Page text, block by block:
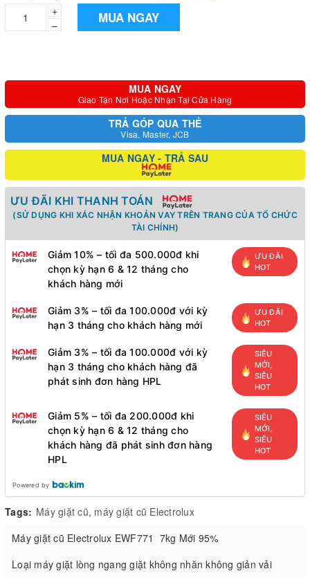
+
–
MUA NGAY
MUA NGAY
Giao Tận Nơi Hoặc Nhận Tại Cửa Hàng
TRẢ GÓP QUA THẺ
Visa, Master, JCB
MUA NGAY - TRẢ SAU
ƯU ĐÃI KHI THANH TOÁN
(SỬ DỤNG KHI XÁC NHẬN KHOẢN VAY TRÊN TRANG CỦA TỔ CHỨC
TÀI CHÍNH)
Giảm 10% – tối đa 500.000đ khi
chọn kỳ hạn 6 & 12 tháng cho
khách hàng mới
ƯU ĐÃI
HOT
Giảm 3% – tối đa 100.000đ với kỳ
hạn 3 tháng cho khách hàng mới
ƯU ĐÃI
HOT
Giảm 3% – tối đa 100.000đ với kỳ
hạn 3 tháng cho khách hàng đã
phát sinh đơn hàng HPL
SIÊU
MỚI,
SIÊU
HOT
Giảm 5% – tối đa 200.000đ khi
chọn kỳ hạn 6 & 12 tháng cho
khách hàng đã phát sinh đơn hàng
HPL
SIÊU
MỚI,
SIÊU
HOT
Powered by
Tags: Máy giặt cũ, máy giặt cũ Electrolux
Máy giặt cũ Electrolux EWF771 7kg Mới 95%
Loại máy giặt lòng ngang giặt không nhăn không giản vải